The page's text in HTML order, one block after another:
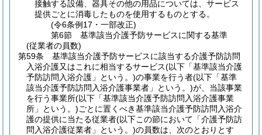
接触する設備、器具その他の用品については、サービス
提供ごとに消毒したものを使用するものとする。
(令6条例17・一部改正)
第6節
基準該当介護予防サービスに関する基準
(従業者の員数)
第59条
基準該当介護予防サービスに該当する介護予防訪問
入浴介護又はこれに相当するサービス(以下「基準該当介護
予防訪問入浴介護」という。)の事業を行う者(以下「基準
該当介護予防訪問入浴介護事業者」という。)が、当該事業
を行う事業所(以下「基準該当介護予防訪問入浴介護事業
所」という。)ごとに置くべき基準該当介護予防訪問入浴介
護の提供に当たる従業者(以下この節において「介護予防訪
問入浴介護従業者」という。)の員数は、次のとおりとす